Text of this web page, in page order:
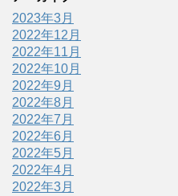
2023年3月
2022年12月
2022年11月
2022年10月
2022年9月
2022年8月
2022年7月
2022年6月
2022年5月
2022年4月
2022年3月